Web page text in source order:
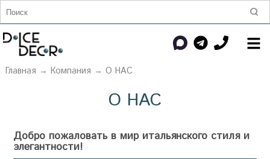
Главная → Компания → О НАС
О НАС
Добро пожаловать в мир итальянского стиля и
элегантности!